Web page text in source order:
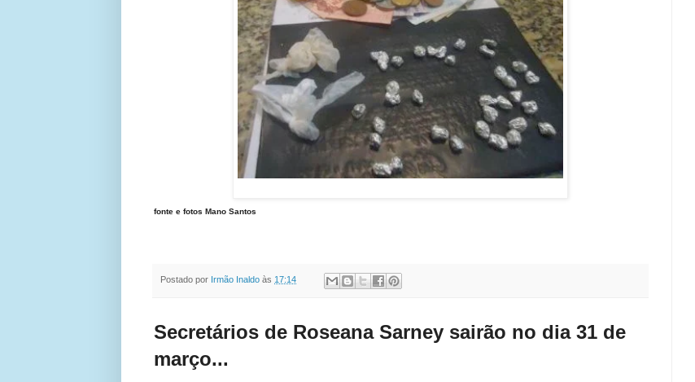
fonte e fotos Mano Santos
Postado por Irmão Inaldo às 17:14
Secretários de Roseana Sarney sairão no dia 31 de
março...